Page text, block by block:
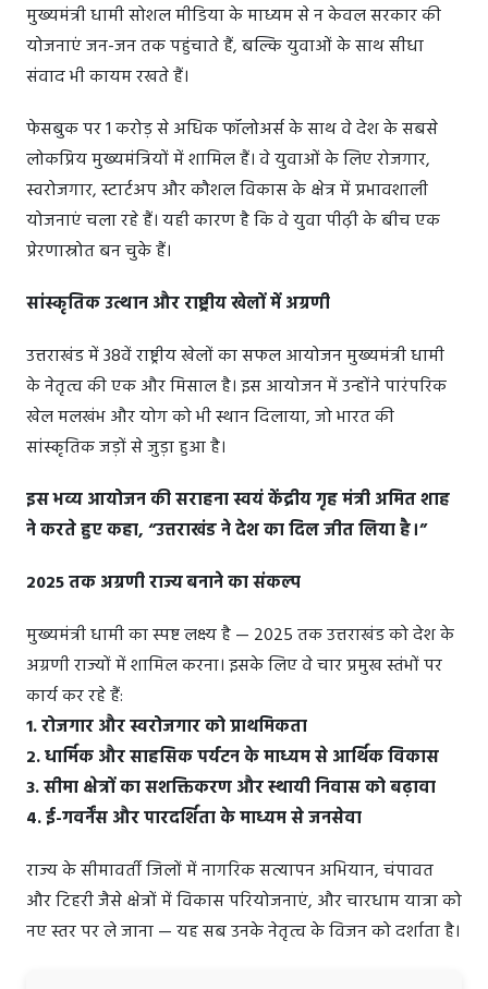
मुख्यमंत्री धामी सोशल मीडिया के माध्यम से न केवल सरकार की
योजनाएं जन-जन तक पहुंचाते हैं, बल्कि युवाओं के साथ सीधा
संवाद भी कायम रखते हैं।
फेसबुक पर 1 करोड़ से अधिक फॉलोअर्स के साथ वे देश के सबसे
लोकप्रिय मुख्यमंत्रियों में शामिल हैं। वे युवाओं के लिए रोजगार,
स्वरोजगार, स्टार्टअप और कौशल विकास के क्षेत्र में प्रभावशाली
योजनाएं चला रहे हैं। यही कारण है कि वे युवा पीढ़ी के बीच एक
प्रेरणास्रोत बन चुके हैं।
सांस्कृतिक उत्थान और राष्ट्रीय खेलों में अग्रणी
उत्तराखंड में 38वें राष्ट्रीय खेलों का सफल आयोजन मुख्यमंत्री धामी
के नेतृत्व की एक और मिसाल है। इस आयोजन में उन्होंने पारंपरिक
खेल मलखंभ और योग को भी स्थान दिलाया, जो भारत की
सांस्कृतिक जड़ों से जुड़ा हुआ है।
इस भव्य आयोजन की सराहना स्वयं केंद्रीय गृह मंत्री अमित शाह
ने करते हुए कहा, “उत्तराखंड ने देश का दिल जीत लिया है।”
2025 तक अग्रणी राज्य बनाने का संकल्प
मुख्यमंत्री धामी का स्पष्ट लक्ष्य है — 2025 तक उत्तराखंड को देश के
अग्रणी राज्यों में शामिल करना। इसके लिए वे चार प्रमुख स्तंभों पर
कार्य कर रहे हैं:
1. रोजगार और स्वरोजगार को प्राथमिकता
2. धार्मिक और साहसिक पर्यटन के माध्यम से आर्थिक विकास
3. सीमा क्षेत्रों का सशक्तिकरण और स्थायी निवास को बढ़ावा
4. ई-गवर्नेंस और पारदर्शिता के माध्यम से जनसेवा
राज्य के सीमावर्ती जिलों में नागरिक सत्यापन अभियान, चंपावत
और टिहरी जैसे क्षेत्रों में विकास परियोजनाएं, और चारधाम यात्रा को
नए स्तर पर ले जाना — यह सब उनके नेतृत्व के विजन को दर्शाता है।